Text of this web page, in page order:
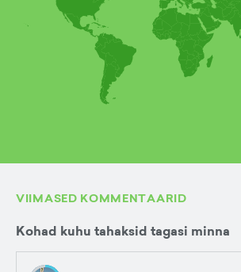
VIIMASED KOMMENTAARID
Kohad kuhu tahaksid tagasi minna